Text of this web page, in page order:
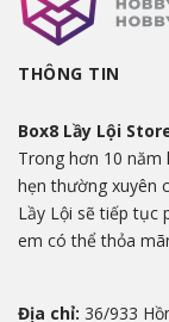
THÔNG TIN
Box8 Lầy Lội
Trong hơn 10
hẹn thường xuyên
Lầy Lội sẽ tiếp tục
em có thể thỏa
Địa chỉ: 36/933